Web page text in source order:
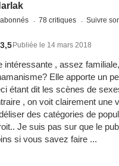
78 critiques Suivre
3,5 Publiée le 14 mars 2018
intéressante , assez
Elle apporte un
étant dit les scènes de
, on voit clairement une
des catégories de
Je suis pas sur que le
si vous savez faire ...